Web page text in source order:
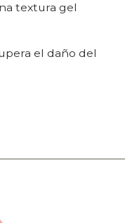
textura gel
el daño del